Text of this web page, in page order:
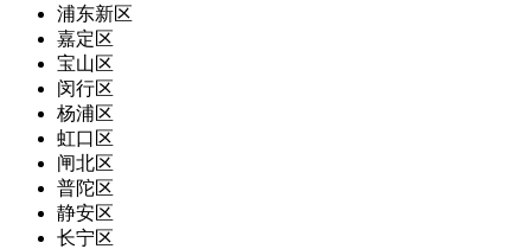
浦东新区
嘉定区
宝山区
闵行区
杨浦区
虹口区
闸北区
普陀区
静安区
长宁区